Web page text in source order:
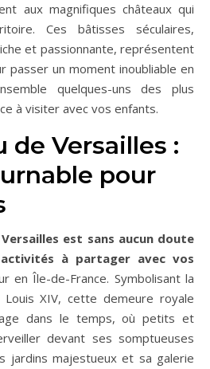
aux magnifiques châteaux qui
Ces bâtisses séculaires,
et passionnante, représentent
passer un moment inoubliable en
quelques-uns des plus
à visiter avec vos enfants.
de Versailles :
pour
est sans aucun doute
activités à partager avec vos
en Île-de-France. Symbolisant la
XIV, cette demeure royale
dans le temps, où petits et
devant ses somptueuses
jardins majestueux et sa galerie